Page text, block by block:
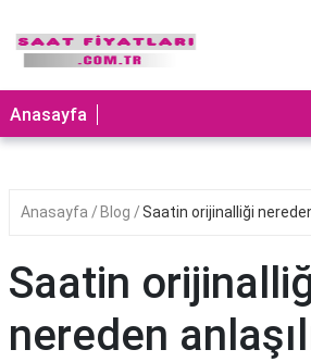
Anasayfa
Anasayfa Blog Saatin orijinalliği nereden
Saatin
nereden